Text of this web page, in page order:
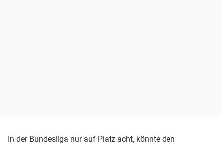
In der Bundesliga nur auf Platz acht, könnte den